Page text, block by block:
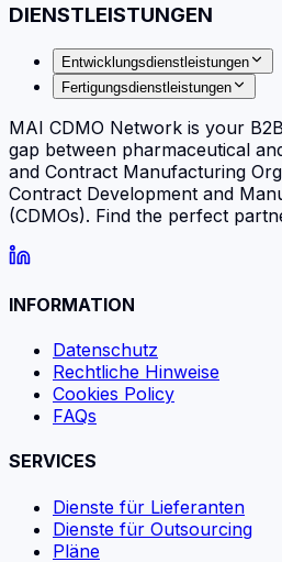
DIENSTLEISTUNGEN
Entwicklungsdienstleistungen
Fertigungsdienstleistungen
MAI CDMO Network is your
gap between pharmaceutical
and Contract Manufacturing
Contract Development and
(CDMOs). Find the perfect
INFORMATION
Datenschutz
Rechtliche Hinweise
Cookies Policy
FAQs
SERVICES
Dienste für Lieferanten
Dienste für Outsourcing
Pläne